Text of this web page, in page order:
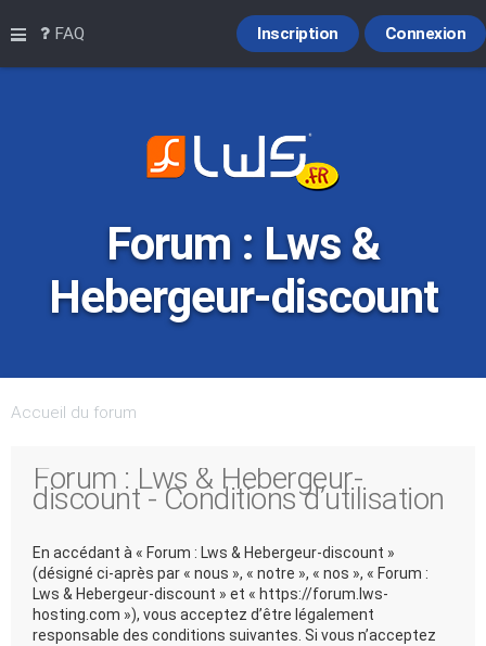
Raccourcis
FAQ Connexion
Inscription
Forum : Lws &
Hebergeur-discount
Accueil du forum
Forum : Lws & Hebergeur-
discount - Conditions d’utilisation
En accédant à « Forum : Lws & Hebergeur-discount »
(désigné ci-après par « nous », « notre », « nos », « Forum :
Lws & Hebergeur-discount » et « https://forum.lws-
hosting.com »), vous acceptez d’être légalement
responsable des conditions suivantes. Si vous n’acceptez